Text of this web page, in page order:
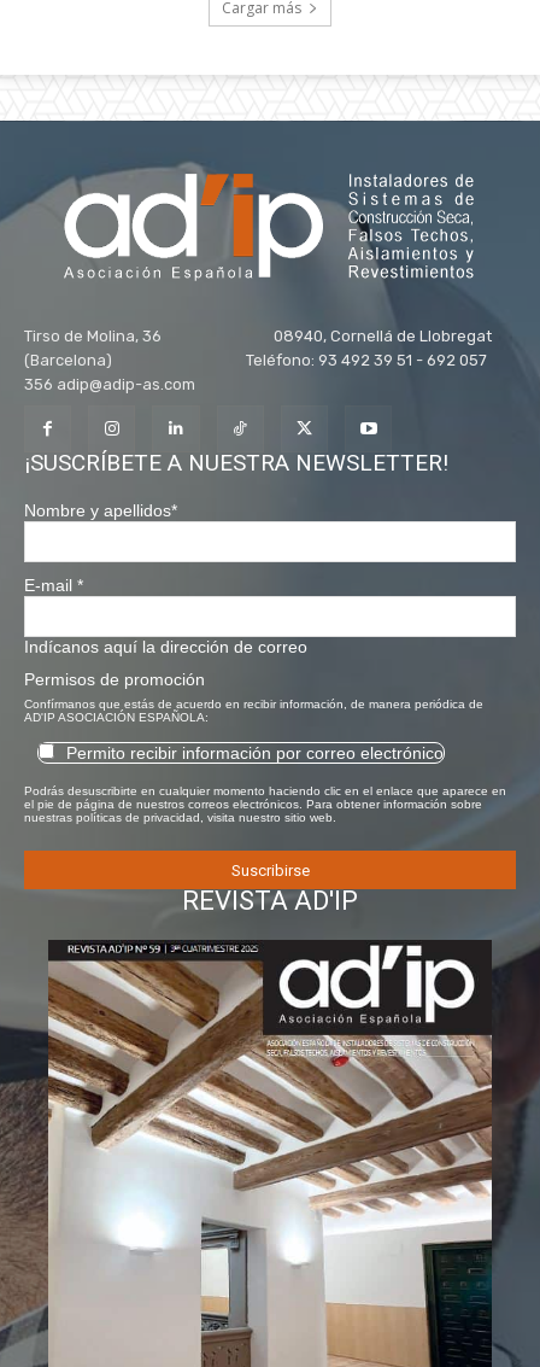
Cargar más
Tirso de Molina, 36 08940, Cornellá de Llobregat
(Barcelona) Teléfono: 93 492 39 51 - 692 057
356 adip@adip-as.com
¡SUSCRÍBETE A NUESTRA NEWSLETTER!
Nombre y apellidos*
E-mail *
Indícanos aquí la dirección de correo
Permisos de promoción
Confírmanos que estás de acuerdo en recibir información, de manera periódica de
AD'IP ASOCIACIÓN ESPAÑOLA:
Permito recibir información por correo electrónico
Podrás desuscribirte en cualquier momento haciendo clic en el enlace que aparece en
el pie de página de nuestros correos electrónicos. Para obtener información sobre
nuestras políticas de privacidad, visita nuestro sitio web.
REVISTA AD'IP